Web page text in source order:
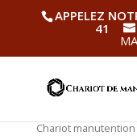
APPELEZ
41
Chariot manutention